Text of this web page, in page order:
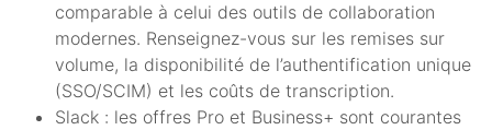
comparable à celui des outils de collaboration
modernes. Renseignez-vous sur les remises sur
volume, la disponibilité de l’authentification unique
(SSO/SCIM) et les coûts de transcription.
Slack : les offres Pro et Business+ sont courantes